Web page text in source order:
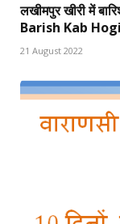
लखीमपुर खीरी में
Barish Kab
21 August 2022